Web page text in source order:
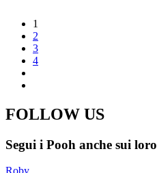
1
2
3
4
FOLLOW US
Segui i Pooh anche sui